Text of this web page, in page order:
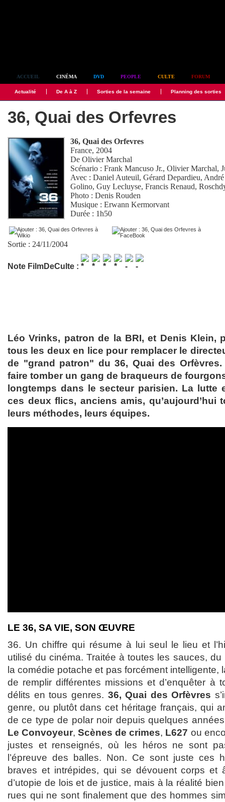
ACCUEIL CINÉMA DVD PEOPLE CULTE FORUM
Actualité De A à Z Sorties de la semaine Planning des sorties
36, Quai des Orfevres
36, Quai des Orfevres
France, 2004
DeOlivier Marchal
Scénario :Frank Mancuso Jr.,Olivier Marchal,
Avec :Daniel Auteuil,Gérard Depardieu,
Golino,Guy Lecluyse,Francis Renaud,
Photo :Denis Rouden
Musique :Erwann Kermorvant
Durée : 1h50
Sortie : 24/11/2004
Note FilmDeCulte :
Léo Vrinks, patron de la BRI, et Denis Klein,
tous les deux en lice pour remplacer le
de "grand patron" du 36, Quai des
faire tomber un gang de braqueurs de
longtemps dans le secteur parisien. La lutte
ces deux flics, anciens amis, qu’aujourd’hui
leurs méthodes, leurs équipes.
LE 36, SA VIE, SON ŒUVRE
36. Un chiffre qui résume à lui seul le lieu et
utilisé du cinéma. Traitée à toutes les sauces,
la comédie potache et pas forcément intelligente,
de remplir différentes missions et d’enquêter à
délits en tous genres. 36, Quai des Orfèvres
genre, ou plutôt dans cet héritage français, qui
de ce type de polar noir depuis quelques
Le Convoyeur,Scènes de crimes, L627 ou
justes et renseignés, où les héros ne sont
l’épreuve des balles. Non. Ce sont juste ces
braves et intrépides, qui se dévouent corps et
d’utopie de lois et de justice, mais à la réalité
rues qui ne sont finalement que des hommes